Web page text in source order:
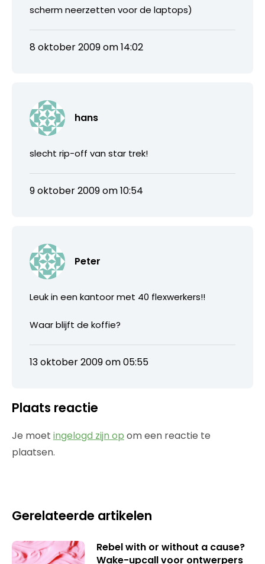
scherm neerzetten voor de laptops)
8 oktober 2009 om 14:02
hans
slecht rip-off van star trek!
9 oktober 2009 om 10:54
Peter
Leuk in een kantoor met 40 flexwerkers!!
Waar blijft de koffie?
13 oktober 2009 om 05:55
Plaats reactie
Je moet ingelogd zijn op om een reactie te
plaatsen.
Gerelateerde artikelen
Rebel with or without a cause?
Wake-upcall voor ontwerpers